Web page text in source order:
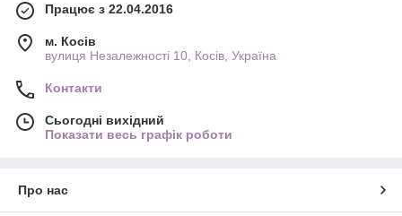
Працює з 22.04.2016
м. Косів
вулиця Незалежності 10, Косів, Україна
Контакти
Сьогодні вихідний
Показати весь графік роботи
Про нас